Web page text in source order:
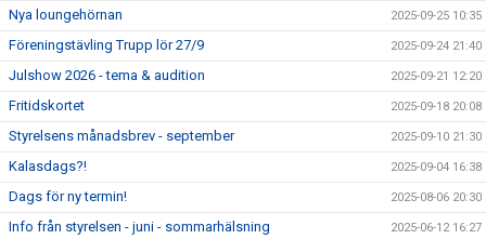
Nya loungehörnan 2025-09-25 10:35
Föreningstävling Trupp lör 27/9 2025-09-24 21:40
Julshow 2026 - tema & audition 2025-09-21 12:20
Fritidskortet 2025-09-18 20:08
Styrelsens månadsbrev - september 2025-09-10 21:30
Kalasdags?! 2025-09-04 16:38
Dags för ny termin! 2025-08-06 20:30
Info från styrelsen - juni - sommarhälsning 2025-06-12 16:27